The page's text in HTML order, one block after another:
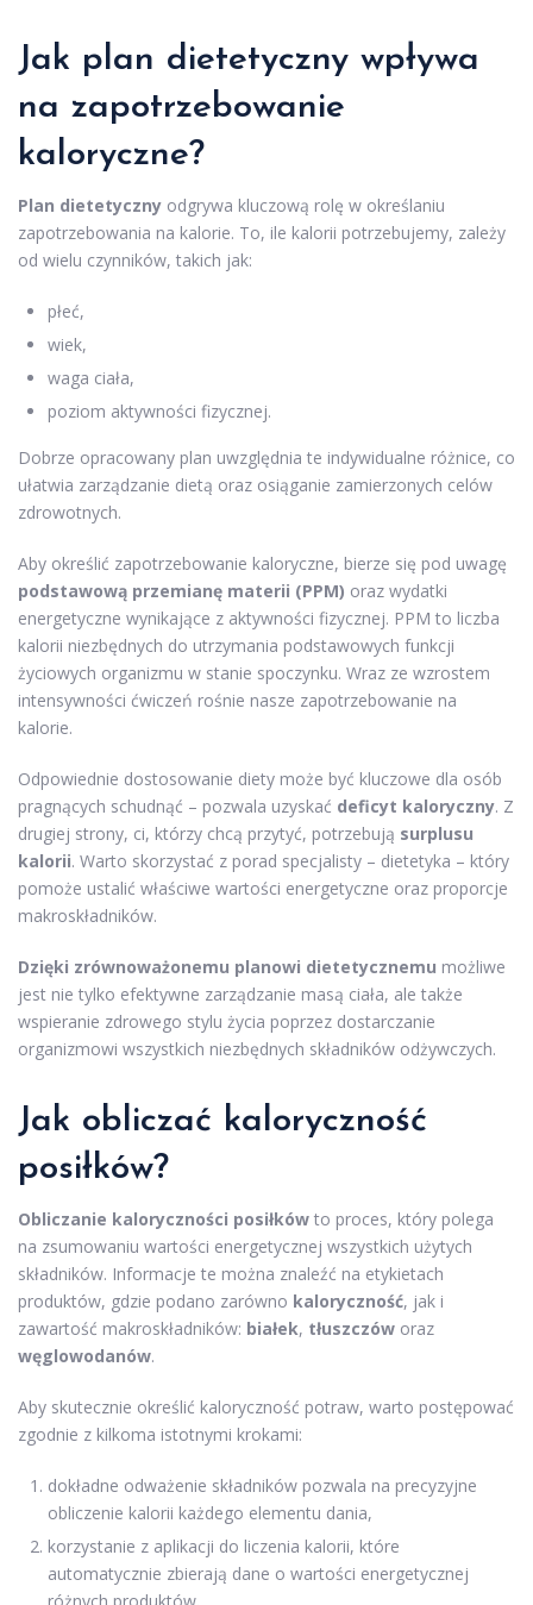
Jak plan dietetyczny wpływa
na zapotrzebowanie
kaloryczne?
Plan dietetyczny odgrywa kluczową rolę w określaniu
zapotrzebowania na kalorie. To, ile kalorii potrzebujemy, zależy
od wielu czynników, takich jak:
płeć,
wiek,
waga ciała,
poziom aktywności fizycznej.
Dobrze opracowany plan uwzględnia te indywidualne różnice, co
ułatwia zarządzanie dietą oraz osiąganie zamierzonych celów
zdrowotnych.
Aby określić zapotrzebowanie kaloryczne, bierze się pod uwagę
podstawową przemianę materii (PPM) oraz wydatki
energetyczne wynikające z aktywności fizycznej. PPM to liczba
kalorii niezbędnych do utrzymania podstawowych funkcji
życiowych organizmu w stanie spoczynku. Wraz ze wzrostem
intensywności ćwiczeń rośnie nasze zapotrzebowanie na
kalorie.
Odpowiednie dostosowanie diety może być kluczowe dla osób
pragnących schudnąć – pozwala uzyskać deficyt kaloryczny. Z
drugiej strony, ci, którzy chcą przytyć, potrzebują surplusu
kalorii. Warto skorzystać z porad specjalisty – dietetyka – który
pomoże ustalić właściwe wartości energetyczne oraz proporcje
makroskładników.
Dzięki zrównoważonemu planowi dietetycznemu możliwe
jest nie tylko efektywne zarządzanie masą ciała, ale także
wspieranie zdrowego stylu życia poprzez dostarczanie
organizmowi wszystkich niezbędnych składników odżywczych.
Jak obliczać kaloryczność
posiłków?
Obliczanie kaloryczności posiłków to proces, który polega
na zsumowaniu wartości energetycznej wszystkich użytych
składników. Informacje te można znaleźć na etykietach
produktów, gdzie podano zarówno kaloryczność, jak i
zawartość makroskładników: białek, tłuszczów oraz
węglowodanów.
Aby skutecznie określić kaloryczność potraw, warto postępować
zgodnie z kilkoma istotnymi krokami:
dokładne odważenie składników pozwala na precyzyjne
obliczenie kalorii każdego elementu dania,
korzystanie z aplikacji do liczenia kalorii, które
automatycznie zbierają dane o wartości energetycznej
różnych produktów.